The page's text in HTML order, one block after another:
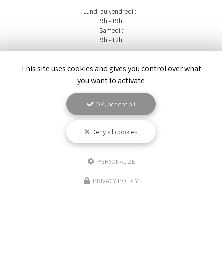
Lundi au vendredi :
9h - 19h
Samedi :
9h - 12h
ENVOYEZ UN MESSAGE
This site uses cookies and gives you control over what
you want to activate
OK, accept all
Deny all cookies
PERSONALIZE
PRIVACY POLICY